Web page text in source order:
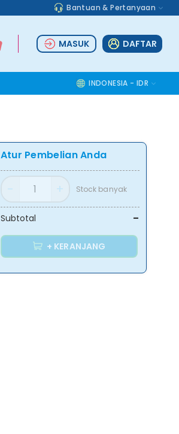
Bantuan & Pertanyaan
MASUK DAFTAR
SAFETY TOOLS
INDONESIA - IDR
Atur Pembelian Anda
Stock banyak
Subtotal -
+ KERANJANG